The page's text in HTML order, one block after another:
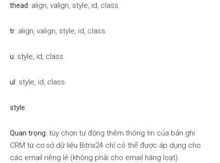
thead: align, valign, style, id, class.
tr: align, valign, style, id, class.
u: style, id, class.
ul: style, id, class.
style.
Quan trọng: tùy chọn tự động thêm thông tin của bản ghi
CRM từ cơ sở dữ liệu Bitrix24 chỉ có thể được áp dụng cho
các email riêng lẻ (không phải cho email hàng loạt).